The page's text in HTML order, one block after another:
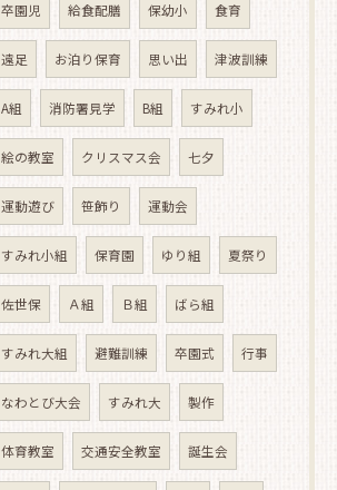
卒園児 給食配膳 保幼小 食育
遠足 お泊り保育 思い出 津波訓練
A組 消防署見学 B組 すみれ小
絵の教室 クリスマス会 七夕
運動遊び 笹飾り 運動会
すみれ小組 保育園 ゆり組 夏祭り
佐世保 Ａ組 Ｂ組 ばら組
すみれ大組 避難訓練 卒園式 行事
なわとび大会 すみれ大 製作
体育教室 交通安全教室 誕生会